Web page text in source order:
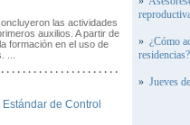
las actividades
auxilios. A partir de
formación en el uso de
...
de Control
» ¿Cómo
residencias?
» Jueves